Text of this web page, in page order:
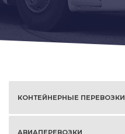
КОНТЕЙНЕРНЫЕ ПЕРЕВОЗКИ
АВИАПЕРЕВОЗКИ